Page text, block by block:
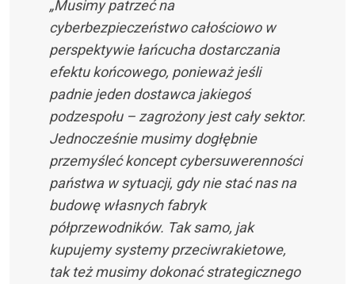
„Musimy patrzeć na
cyberbezpieczeństwo całościowo w
perspektywie łańcucha dostarczania
efektu końcowego, ponieważ jeśli
padnie jeden dostawca jakiegoś
podzespołu – zagrożony jest cały sektor.
Jednocześnie musimy dogłębnie
przemyśleć koncept cybersuwerenności
państwa w sytuacji, gdy nie stać nas na
budowę własnych fabryk
półprzewodników. Tak samo, jak
kupujemy systemy przeciwrakietowe,
tak też musimy dokonać strategicznego